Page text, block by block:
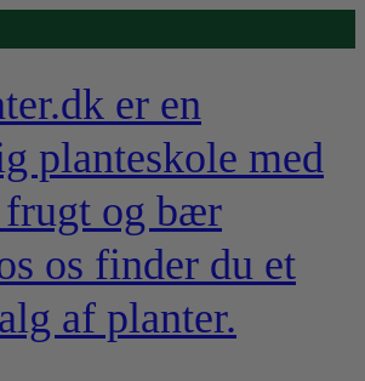
er en
planteskole med
frugt og bær
os finder du et
af planter.